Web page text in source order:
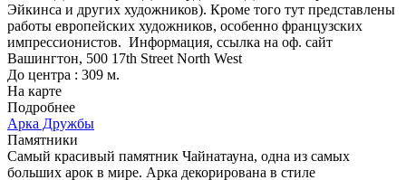
Эйкинса и других художников). Кроме того тут представлены
работы европейских художников, особенно французских
импрессионистов. Информация, ссылка на оф. сайт
Вашингтон, 500 17th Street North West
До центра : 309 м.
На карте
Подробнее
Арка Дружбы
Памятники
Самый красивый памятник Чайнатауна, одна из самых
больших арок в мире. Арка декорирована в стиле